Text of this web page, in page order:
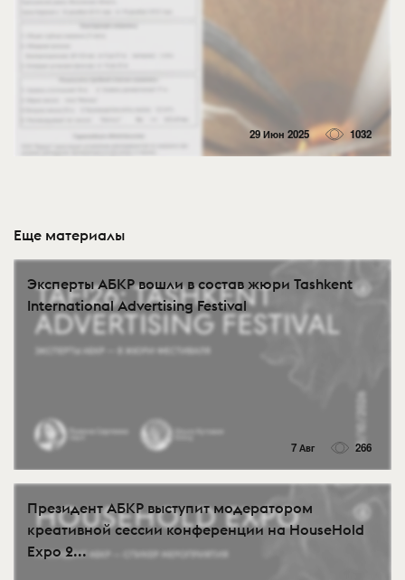
29 Июн 2025 1032
Еще материалы
Эксперты АБКР вошли в состав жюри Tashkent
International Advertising Festival
7 Авг 266
Президент АБКР выступит модератором
креативной сессии конференции на HouseHold
Expo 2...